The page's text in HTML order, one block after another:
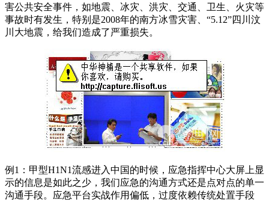
害公共安全事件，如地震、冰灾、洪灾、交通、卫生、火灾等
事故时有发生，特别是2008年的南方冰雪灾害、“5.12”四川汶
川大地震，给我们造成了严重损失。
例1：甲型H1N1流感进入中国的时候，应急指挥中心大屏上显
示的信息是如此之少，我们应急的沟通方式还是点对点的单一
沟通手段。应急平台实战作用偏低，过度依赖传统处置手段